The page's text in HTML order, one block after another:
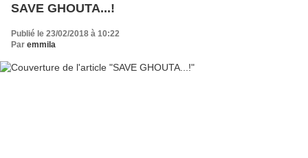
SAVE GHOUTA...!
Publié le 23/02/2018 à 10:22
Par emmila